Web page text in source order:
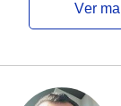
ver